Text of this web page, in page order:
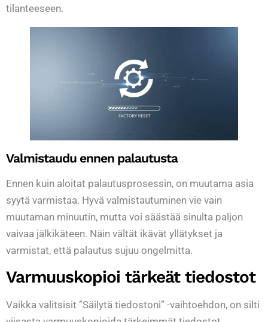
tilanteeseen.
Valmistaudu ennen palautusta
Ennen kuin aloitat palautusprosessin, on muutama asia
syytä varmistaa. Hyvä valmistautuminen vie vain
muutaman minuutin, mutta voi säästää sinulta paljon
vaivaa jälkikäteen. Näin vältät ikävät yllätykset ja
varmistat, että palautus sujuu ongelmitta.
Varmuuskopioi tärkeät tiedostot
Vaikka valitsisit ”Säilytä tiedostoni” -vaihtoehdon, on silti